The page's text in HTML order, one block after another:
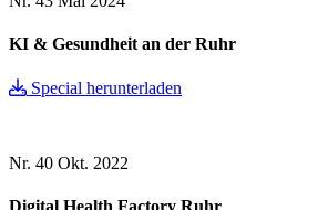
KI & Gesundheit an der Ruhr
Special herunterladen
Nr. 40 Okt. 2022
Digital Health Factory Ruhr